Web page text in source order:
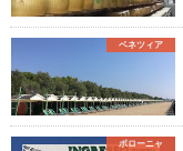
ベネツィア
ボローニャ